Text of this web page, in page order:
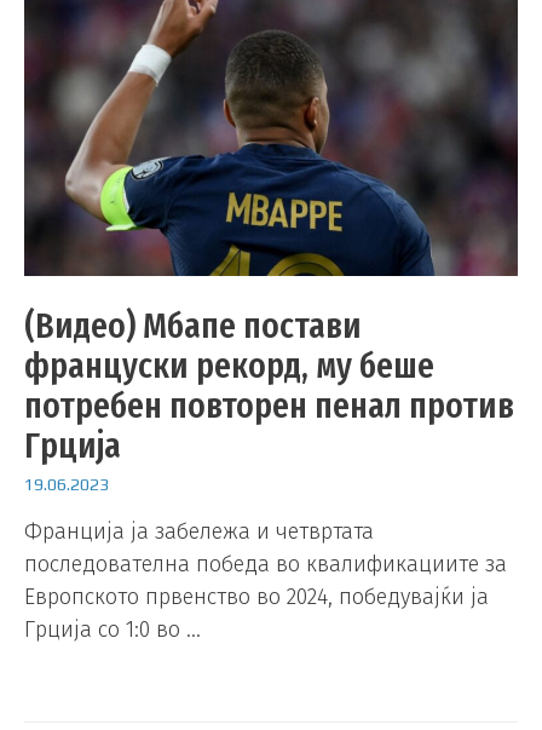
(Видео) Мбапе постави
француски рекорд, му беше
потребен повторен пенал против
Грција
19.06.2023
Франција ја забележа и четвртата
последователна победа во квалификациите за
Европското првенство во 2024, победувајќи ја
Грција со 1:0 во …